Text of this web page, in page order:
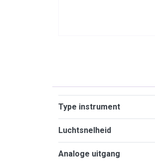
Type instrument
Luchtsnelheid
Analoge uitgang